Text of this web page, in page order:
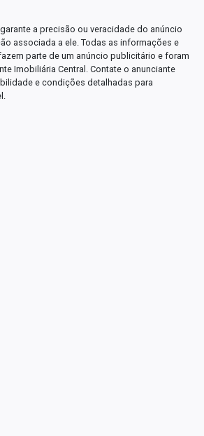
a precisão ou veracidade do anúncio
associada a ele. Todas as informações e
parte de um anúncio publicitário e foram
Imobiliária Central. Contate o anunciante
e condições detalhadas para